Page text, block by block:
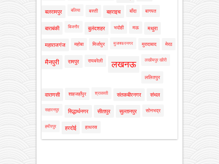
बलरामपुर बलिया बस्ती बहराइच बाँदा बागपत
बाराबंकी बिजनौर बुलंदशहर भदोही मऊ मथुरा
महाराजगंज महोबा मिर्जापुर मुजफ्फरनगर मुरादाबाद मेरठ
मैनपुरी रामपुर रायबरेली लखनऊ लखीमपुर खीरी
ललितपुर
वाराणसी शाहजहाँपुर श्रावस्ती संतकबीरनगर संभल
सहारनपुर सिद्धार्थनगर सीतापुर सुल्तानपुर सोनभद्र
हमीरपुर हरदोई हाथरस